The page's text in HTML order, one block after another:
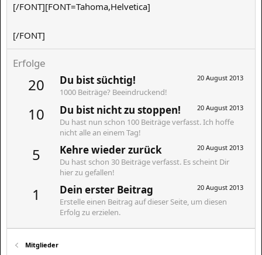
[/FONT][FONT=Tahoma,Helvetica]
[/FONT]​
Erfolge
20 20 August 2013
Du bist süchtig!
1000 Beiträge? Beeindruckend!
10 20 August 2013
Du bist nicht zu stoppen!
Du hast nun schon 100 Beiträge verfasst. Ich hoffe
nicht alle an einem Tag!
5 20 August 2013
Kehre wieder zurück
Du hast schon 30 Beiträge verfasst. Es scheint Dir
hier zu gefallen!
1 20 August 2013
Dein erster Beitrag
Erstelle einen Beitrag auf dieser Seite, um diesen
Erfolg zu erzielen.
Mitglieder